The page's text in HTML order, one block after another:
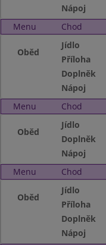
Nápoj
Menu
Chod
Oběd
Jídlo
Příloha
Doplněk
Nápoj
Menu
Chod
Oběd
Jídlo
Doplněk
Nápoj
Menu
Chod
Oběd
Jídlo
Příloha
Doplněk
Nápoj